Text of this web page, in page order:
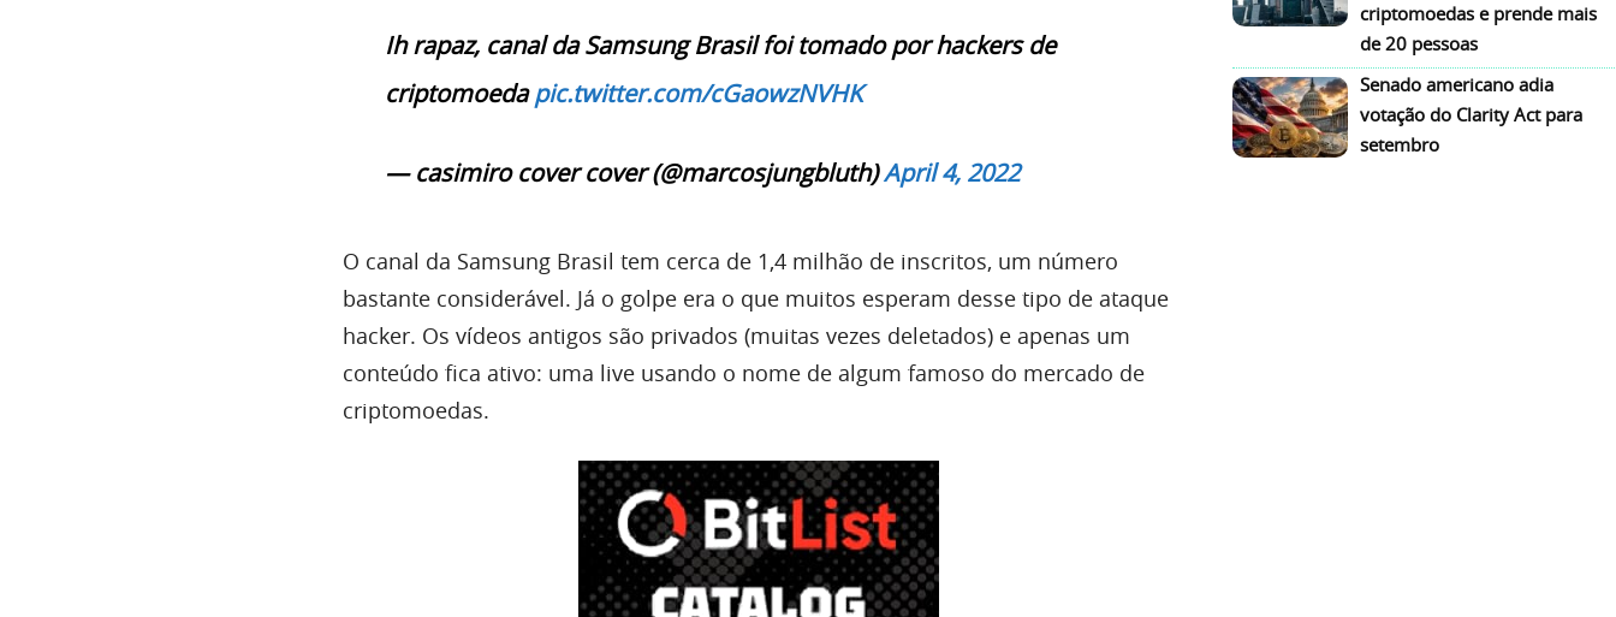
Ih rapaz, canal da Samsung Brasil foi tomado por hackers de
criptomoedapic.twitter.com/cGaowzNVHK
— casimiro cover cover (@marcosjungbluth)April 4, 2022
O canal da Samsung Brasil tem cerca de 1,4 milhão de inscritos, um número
bastante considerável. Já o golpe era o que muitos esperam desse tipo de ataque
hacker. Os vídeos antigos são privados (muitas vezes deletados) e apenas um
conteúdo fica ativo: uma live usando o nome de algum famoso do mercado de
criptomoedas.
criptomoedas e prende mais
de 20 pessoas
Senado americano adia
votação do Clarity Act para
setembro